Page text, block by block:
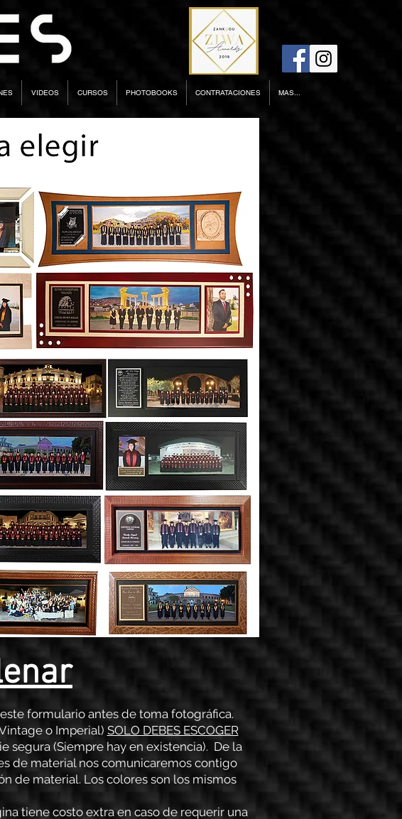
VIDEOS CURSOS PHOTOBOOKS CONTRATACIONES MAS...
formulario antes de toma fotográfica.
o Imperial) SOLO DEBES ESCOGER
segura (Siempre hay en existencia). De la
de material nos comunicaremos contigo
de material. Los colores son los mismos
tiene costo extra en caso de requerir una